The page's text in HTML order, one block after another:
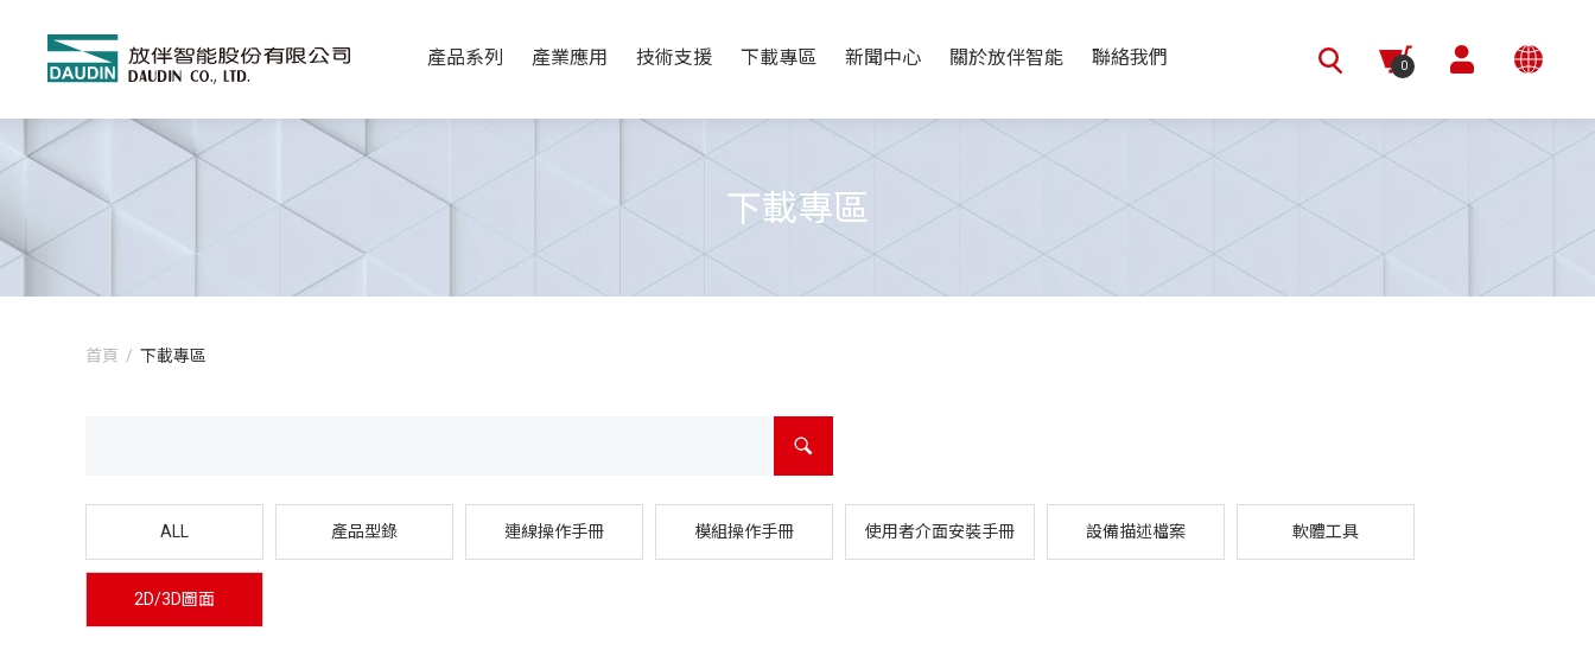
產品系列 產業應用 技術支援 下載專區 新聞中心 關於放伴智能 聯絡我們 0
下載專區
首頁 / 下載專區
ALL 產品型錄 連線操作手冊 模組操作手冊 使用者介面安裝手冊 設備描述檔案 軟體工具
2D/3D圖面